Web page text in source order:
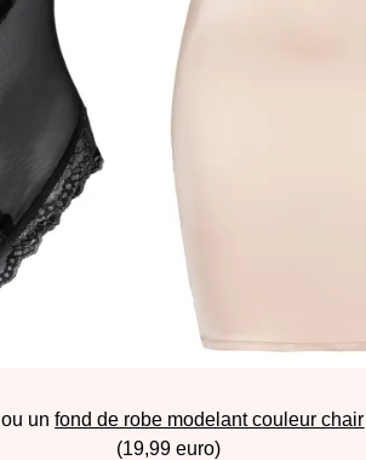
ou unfond de robe modelant couleur chair
(19,99 euro)